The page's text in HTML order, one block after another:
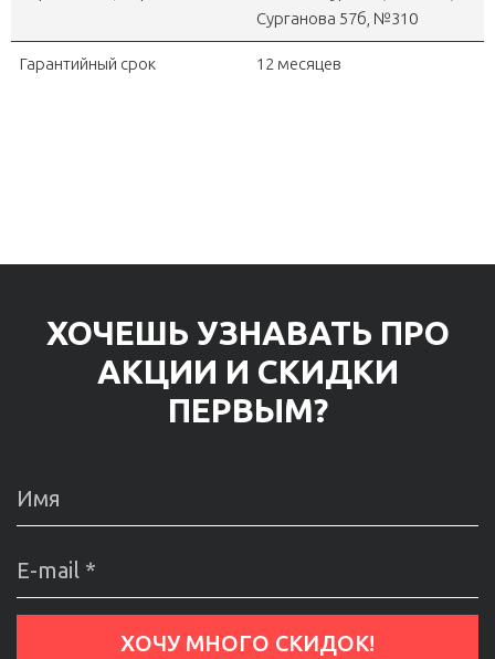
Сурганова 57б, №310
Гарантийный срок 12 месяцев
ХОЧЕШЬ УЗНАВАТЬ ПРО
АКЦИИ И СКИДКИ
ПЕРВЫМ?